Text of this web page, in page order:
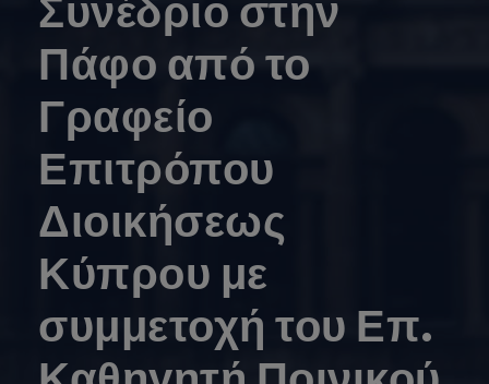
Συνέδριο στην
Πάφο από το
Γραφείο
Επιτρόπου
Διοικήσεως
Κύπρου με
συμμετοχή του Επ.